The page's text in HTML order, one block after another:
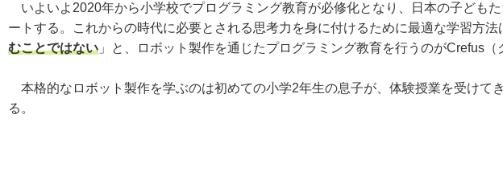
いよいよ2020年から小学校でプログラミング教育が必修化となり、日本の子ども
ートする。これからの時代に必要とされる思考力を身に付けるために最適な学習方法
むことではない 」と、ロボット製作を通じたプログラミング教育を行うのがCrefus（
本格的なロボット製作を学ぶのは初めての小学2年生の息子が、体験授業を受けて
る。